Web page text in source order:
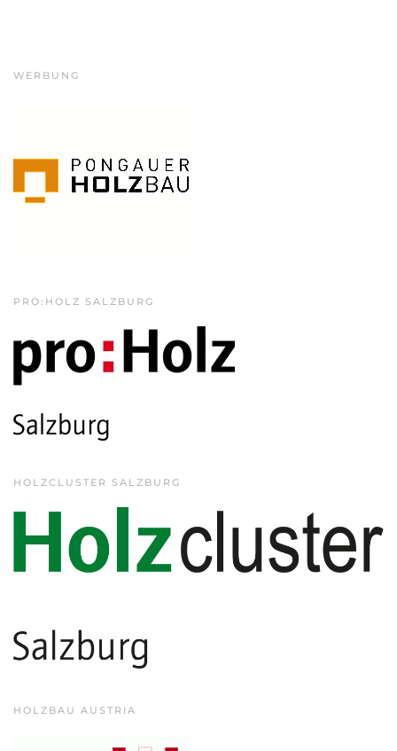
WERBUNG
PRO:HOLZ SALZBURG
HOLZCLUSTER SALZBURG
HOLZBAU AUSTRIA